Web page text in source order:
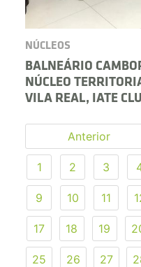
NÚCLEOS
BALNEÁRIO
NÚCLEO
VILA REAL, IATE
Anterior
1 2 3
9 10 11
17 18 19
25 26 27